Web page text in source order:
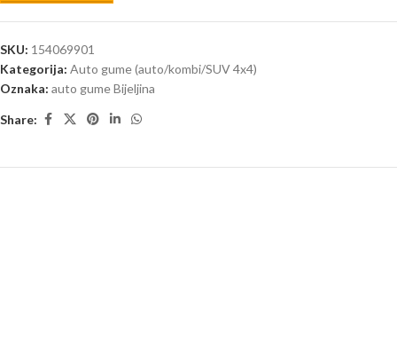
SKU: 154069901
Kategorija: Auto gume (auto/kombi/SUV 4x4)
Oznaka: auto gume Bijeljina
Share: